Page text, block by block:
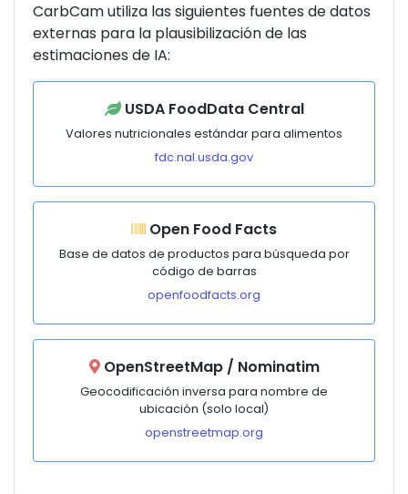
CarbCam utiliza las siguientes fuentes de datos
externas para la plausibilización de las
estimaciones de IA:
USDA FoodData Central
Valores nutricionales estándar para alimentos
fdc.nal.usda.gov
Open Food Facts
Base de datos de productos para búsqueda por
código de barras
openfoodfacts.org
OpenStreetMap / Nominatim
Geocodificación inversa para nombre de
ubicación (solo local)
openstreetmap.org